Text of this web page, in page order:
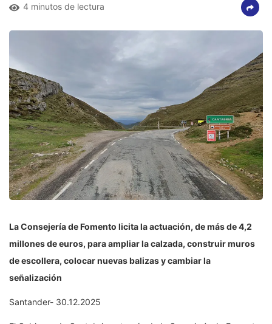
4 minutos de lectura
La Consejería de Fomento licita la actuación, de más de 4,2
millones de euros, para ampliar la calzada, construir muros
de escollera, colocar nuevas balizas y cambiar la
señalización
Santander- 30.12.2025